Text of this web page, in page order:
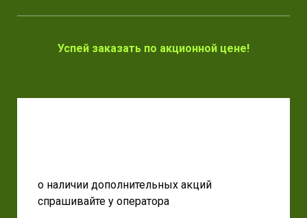
Успей заказать по акционной цене!
о наличии дополнительных акций
спрашивайте у оператора